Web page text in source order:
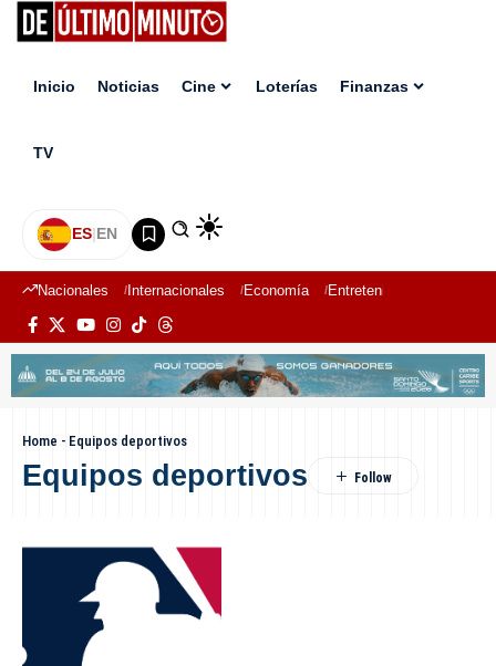
Inicio Noticias Cine Loterías Finanzas
TV
ES|EN
Nacionales Internacionales Economía Entretenimiento
Home - Equipos deportivos
Equipos deportivos